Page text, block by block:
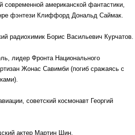
современной американской фантастики,
фэнтези Клиффорд Дональд Саймак.
радиохимик Борис Васильевич Курчатов.
лидер Фронта Национального
Жонас Савимби (погиб сражаясь с
советский космонавт Георгий
актер Мартин Шин.